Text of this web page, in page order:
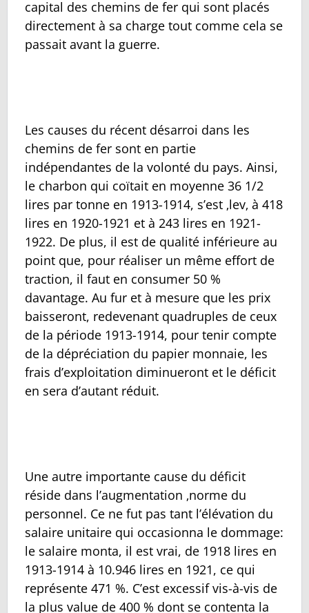
capital des chemins de fer qui sont placés
directement à sa charge tout comme cela se
passait avant la guerre.
Les causes du récent désarroi dans les
chemins de fer sont en partie
indépendantes de la volonté du pays. Ainsi,
le charbon qui coïtait en moyenne 36 1/2
lires par tonne en 1913-1914, s’est ‚lev‚ à 418
lires en 1920-1921 et à 243 lires en 1921-
1922. De plus, il est de qualité inférieure au
point que, pour réaliser un même effort de
traction, il faut en consumer 50 %
davantage. Au fur et à mesure que les prix
baisseront, redevenant quadruples de ceux
de la période 1913-1914, pour tenir compte
de la dépréciation du papier monnaie, les
frais d’exploitation diminueront et le déficit
en sera d’autant réduit.
Une autre importante cause du déficit
réside dans l’augmentation ‚norme du
personnel. Ce ne fut pas tant l’élévation du
salaire unitaire qui occasionna le dommage:
le salaire monta, il est vrai, de 1918 lires en
1913-1914 à 10.946 lires en 1921, ce qui
représente 471 %. C’est excessif vis-à-vis de
la plus value de 400 % dont se contenta la